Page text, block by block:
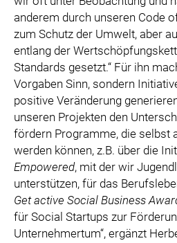
anderem durch unseren Code
zum Schutz der Umwelt, aber
entlang der
Standards gesetzt.“ Für ihn
Vorgaben Sinn, sondern
positive Veränderung
unseren Projekten den
fördern Programme, die selbst
werden können, z.B. über die
Empowered, mit der wir
unterstützen, für das
Get active Social Business
für Social Startups zur
Unternehmertum“, ergänzt